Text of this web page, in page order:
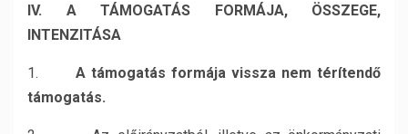
IV. A TÁMOGATÁS FORMÁJA, ÖSSZEGE,
INTENZITÁSA
1.A támogatás formája vissza nem térítendő
támogatás.